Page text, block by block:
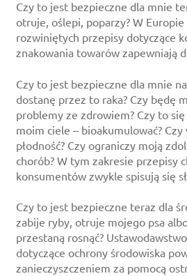
Czy to jest bezpieczne dla mnie
otruje, oślepi, poparzy? W
rozwiniętych przepisy dotyczące
znakowania towarów zapewniają
Czy to jest bezpieczne dla mnie
dostanę przez to raka? Czy będę
problemy ze zdrowiem? Czy to
moim ciele – bioakumulować? Czy
płodność? Czy ograniczy moją
chorób? W tym zakresie przepisy
konsumentów zwykle spisują się
Czy to jest bezpieczne teraz dla
zabije ryby, otruje mojego psa
przestaną rosnąć?
dotyczące ochrony środowiska
zanieczyszczeniem za pomocą